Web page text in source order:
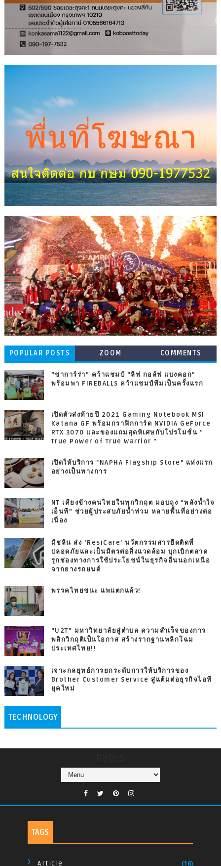
POPULAR POSTS ZOOM COMMENTS
“ชาการ์ร่า” คว้าแชมป์ “ลิฟ กอล์ฟ แบงคอก”
พร้อมพา FIREBALLS คว้าแชมป์ทีมเป็นครั้งแรก
เปิดตัวส่งท้ายปี 2021 Gaming Notebook MSI
Katana GF พร้อมกราฟิกการ์ด NVIDIA GeForce
RTX 3070 และของแถมสุดพิเศษกับโปรโมชั่น “
True Power of True Warrior ”
เปิดให้บริการ "NAPHA Flagship Store" แห่งแรก
อย่างเป็นทางการ
NT เคียงข้างคนไทยในทุกวิกฤต มอบถุง “พลังน้ำใจ
เอ็นที” ช่วยผู้ประสบภัยน้ำท่วม หลายพื้นที่อย่างต่อ
เนื่อง
มิชลิน ส่ง ‘ResiCare’ นวัตกรรมสารยึดติดที่
ปลอดภัยและเป็นมิตรต่อสิ่งแวดล้อม บุกเบิกตลาด
รุกช่องทางการใช้ประโยชน์ในธุรกิจอื่นนอกเหนือ
จากยางรถยนต์
พรรคไทยชนะ แพแตกแล้ว!
“U2T” มหาวิทยาลัยสู่ตำบล ความสำเร็จของการ
พลิกวิกฤติเป็นโอกาส สร้างรากฐานพลิกโฉม
ประเทศไทย!!
เจาะกลยุทธ์การยกระดับการให้บริการของ
Brother Customer Service สู่แต้มต่อธุรกิจไอที
ยุคใหม่
TECHNOLOGY
TAGS
Article (16)